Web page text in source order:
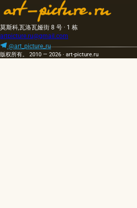
莫斯科,瓦洛瓦娅街 8 号 · 1 栋
artpicture.ru@gmail.com
@art_picture_ru
版权所有。 2010 — 2026 · art-picture.ru